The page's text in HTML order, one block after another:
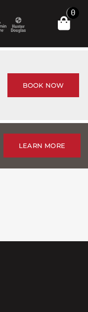
0
BOOK NOW
LEARN MORE